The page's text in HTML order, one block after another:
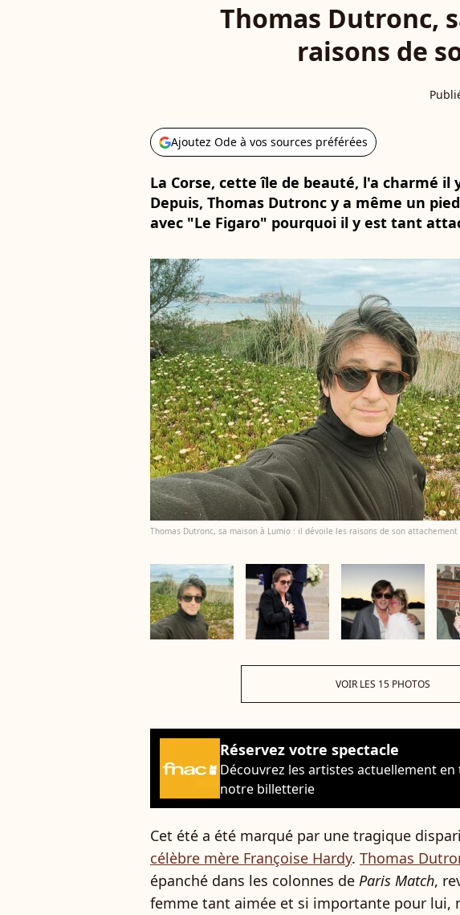
Thomas Dutronc,
raisons de
Ajoutez Ode à vos sources préférées
La Corse, cette île de beauté, l'a charmé il
Depuis, Thomas Dutronc y a même un
avec "Le Figaro" pourquoi il y est tant
Thomas Dutronc, sa maison à Lumio : il dévoile les raisons de son attachement
VOIR LES 15 PHOTOS
Réservez votre spectacle
Découvrez les artistes actuellement
notre billetterie
Cet été a été marqué par une tragique
célèbre mère Françoise Hardy. Thomas
épanché dans les colonnes de Paris Match,
femme tant aimée et si importante pour lui,